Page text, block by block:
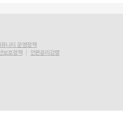
뮤니티 운영정책
보호정책
언론윤리강령